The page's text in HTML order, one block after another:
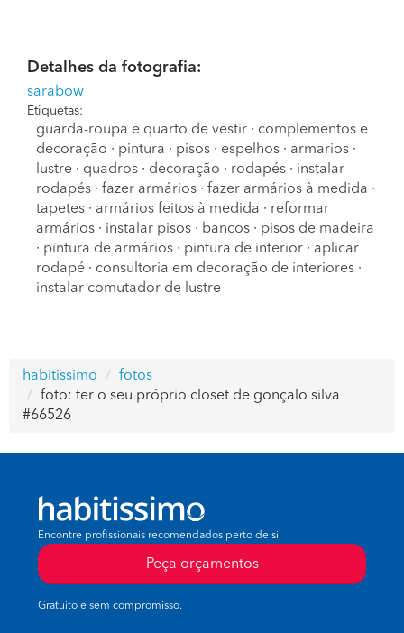
Detalhes da fotografia:
sarabow
Etiquetas:
guarda-roupa e quarto de vestir · complementos e
decoração · pintura · pisos · espelhos · armarios ·
lustre · quadros · decoração · rodapés · instalar
rodapés · fazer armários · fazer armários à medida ·
tapetes · armários feitos à medida · reformar
armários · instalar pisos · bancos · pisos de madeira
· pintura de armários · pintura de interior · aplicar
rodapé · consultoria em decoração de interiores ·
instalar comutador de lustre
habitissimo
fotos
foto: ter o seu próprio closet de gonçalo silva
#66526
Encontre profissionais recomendados perto de si
Peça orçamentos
Gratuito e sem compromisso.